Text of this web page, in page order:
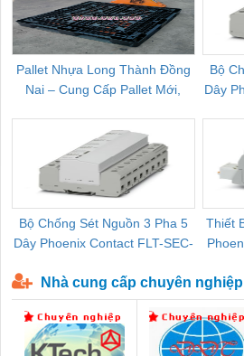
Pallet Nhựa Long Thành Đồng
Nai – Cung Cấp Pallet Mới,
Bộ
Dây
Bộ Chống Sét Nguồn 3 Pha 5
Dây Phoenix Contact FLT-SEC-
Thiết
Nhà cung cấp chuyên nghiệp